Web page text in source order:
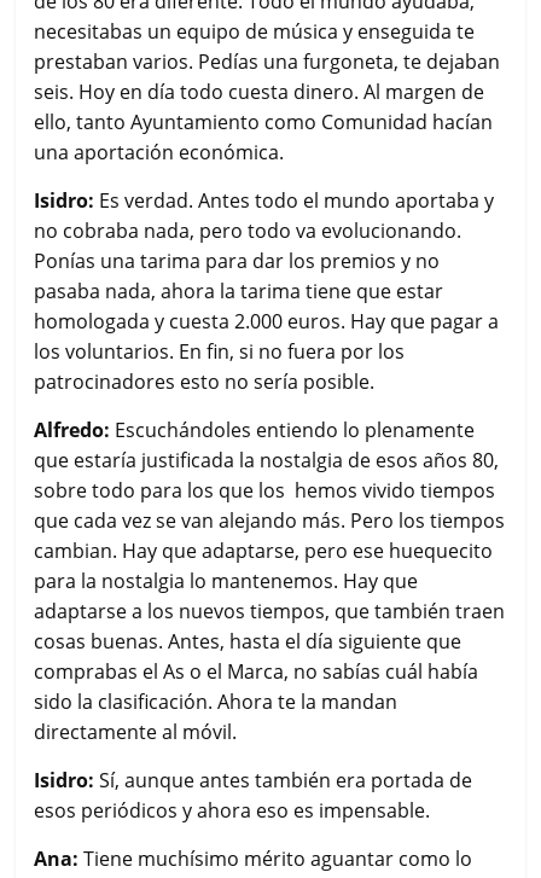
necesitabas un equipo de música y enseguida te
prestaban varios. Pedías una furgoneta, te dejaban
seis. Hoy en día todo cuesta dinero. Al margen de
ello, tanto Ayuntamiento como Comunidad hacían
una aportación económica.
Isidro: Es verdad. Antes todo el mundo aportaba y
no cobraba nada, pero todo va evolucionando.
Ponías una tarima para dar los premios y no
pasaba nada, ahora la tarima tiene que estar
homologada y cuesta 2.000 euros. Hay que pagar a
los voluntarios. En fin, si no fuera por los
patrocinadores esto no sería posible.
Alfredo: Escuchándoles entiendo lo plenamente
que estaría justificada la nostalgia de esos años 80,
sobre todo para los que los hemos vivido tiempos
que cada vez se van alejando más. Pero los tiempos
cambian. Hay que adaptarse, pero ese huequecito
para la nostalgia lo mantenemos. Hay que
adaptarse a los nuevos tiempos, que también traen
cosas buenas. Antes, hasta el día siguiente que
comprabas el As o el Marca, no sabías cuál había
sido la clasificación. Ahora te la mandan
directamente al móvil.
Isidro: Sí, aunque antes también era portada de
esos periódicos y ahora eso es impensable.
Ana: Tiene muchísimo mérito aguantar como lo